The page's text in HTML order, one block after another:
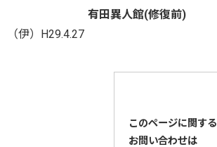
有田異人館(修復前)
（伊）H29.4.27
このページに関する
お問い合わせは